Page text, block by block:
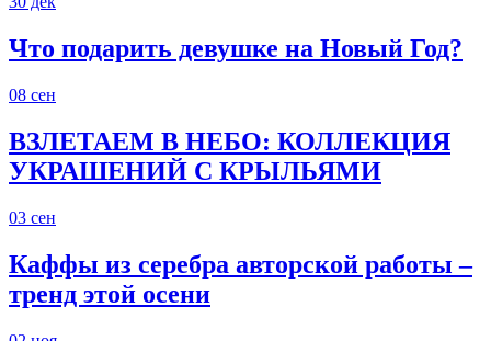
Что подарить девушке на Новый Год?
08 сен
ВЗЛЕТАЕМ В НЕБО: КОЛЛЕКЦИЯ
УКРАШЕНИЙ С КРЫЛЬЯМИ
03 сен
Каффы из серебра авторской работы –
тренд этой осени